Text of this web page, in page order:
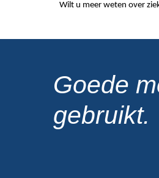
Wilt u meer weten over
Goede
gebruikt.